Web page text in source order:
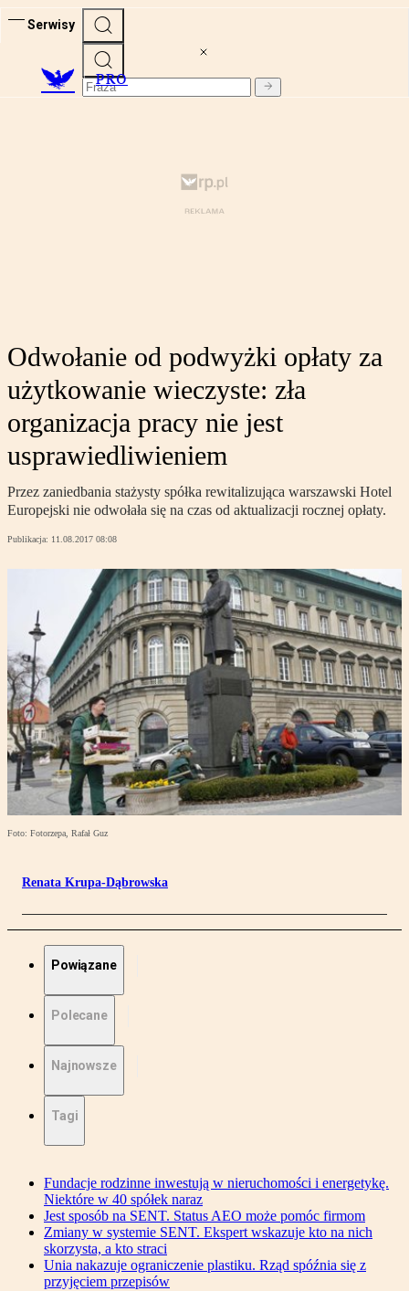
Serwisy
PRO
Odwołanie od podwyżki opłaty za
użytkowanie wieczyste: zła
organizacja pracy nie jest
usprawiedliwieniem
Przez zaniedbania stażysty spółka rewitalizująca warszawski Hotel
Europejski nie odwołała się na czas od aktualizacji rocznej opłaty.
Publikacja: 11.08.2017 08:08
Foto: Fotorzepa, Rafał Guz
Renata Krupa-Dąbrowska
Powiązane
Polecane
Najnowsze
Tagi
Fundacje rodzinne inwestują w nieruchomości i energetykę.
Niektóre w 40 spółek naraz
Jest sposób na SENT. Status AEO może pomóc firmom
Zmiany w systemie SENT. Ekspert wskazuje kto na nich
skorzysta, a kto straci
Unia nakazuje ograniczenie plastiku. Rząd spóźnia się z
przyjęciem przepisów